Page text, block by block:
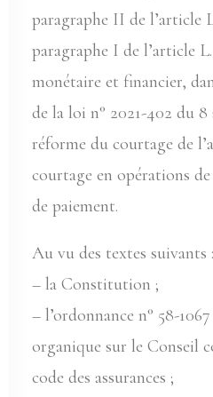
paragraphe II de l’article
paragraphe I de l’article
monétaire et financier,
de la loi n° 2021-402 du
réforme du courtage de
courtage en opérations
de paiement.
Au vu des textes suivants :
– la Constitution ;
– l’ordonnance n° 58-
organique sur le Conseil
code des assurances ;